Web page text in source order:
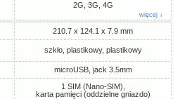
2G, 3G, 4G
więcej ↓
210.7 x 124.1 x 7.9 mm
szkło, plastikowy, plastikowy
microUSB, jack 3.5mm
1 SIM (Nano-SIM),
karta pamięci (oddzielne gniazdo)